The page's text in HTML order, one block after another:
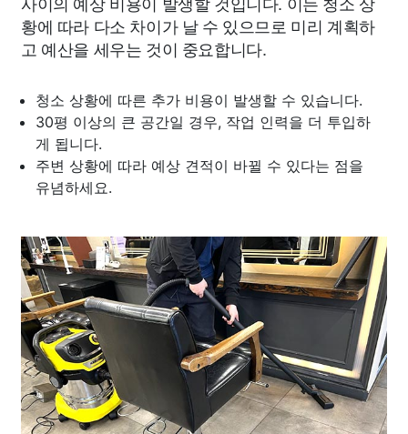
황에 따라 다소 차이가 날 수 있으므로 미리 계획하
고 예산을 세우는 것이 중요합니다.
청소 상황에 따른 추가 비용이 발생할 수 있습니다.
30평 이상의 큰 공간일 경우, 작업 인력을 더 투입하
게 됩니다.
주변 상황에 따라 예상 견적이 바뀔 수 있다는 점을
유념하세요.